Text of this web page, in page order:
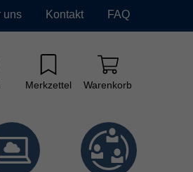
uns Kontakt FAQ
Merkzettel Warenkorb